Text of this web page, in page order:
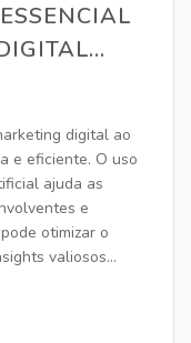
digital ao
e eficiente. O uso
ajuda as
e
otimizar o
valiosos
os profissionais